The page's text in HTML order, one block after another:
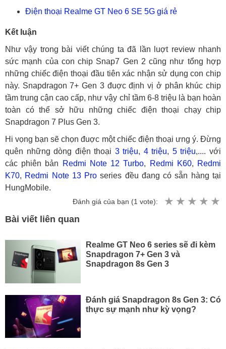
Điện thoại Realme GT Neo 6 SE 5G giá rẻ
Kết luận
Như vậy trong bài viết chúng ta đã lần luợt review nhanh
sức mạnh của con chip Snap7 Gen 2 cũng như tổng hợp
những chiếc điện thoại đầu tiên xác nhận sử dụng con chip
này. Snapdragon 7+ Gen 3 đuợc định vị ở phân khúc chip
tầm trung cận cao cấp, như vậy chỉ tầm 6-8 triệu là bạn hoàn
toàn có thể sở hữu những chiếc điện thoại chạy chip
Snapdragon 7 Plus Gen 3.
Hi vọng bạn sẽ chọn đuợc một chiếc điện thoại ưng ý. Đừng
quên những dòng điện thoại 3 triệu, 4 triệu, 5 triệu,.... với
các phiên bản
Redmi Note 12 Turbo, Redmi K60, Redmi
K70, Redmi Note 13 Pro series đều đang có sẵn hàng tại
HungMobile.
Đánh giá của bạn (1 vote):
Bài viết liên quan
Realme GT Neo 6 series sẽ đi kèm
Snapdragon 7+ Gen 3 và
Snapdragon 8s Gen 3
Đánh giá Snapdragon 8s Gen 3: Có
thực sự mạnh như kỳ vọng?